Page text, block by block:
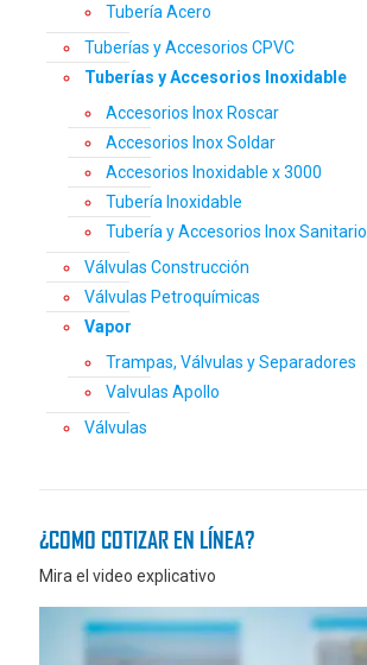
Tubería Acero
Tuberías y Accesorios CPVC
Tuberías y Accesorios Inoxidable
Accesorios Inox Roscar
Accesorios Inox Soldar
Accesorios Inoxidable x 3000
Tubería Inoxidable
Tubería y Accesorios Inox Sanitario
Válvulas Construcción
Válvulas Petroquímicas
Vapor
Trampas, Válvulas y Separadores
Valvulas Apollo
Válvulas
¿COMO COTIZAR EN LÍNEA?
Mira el video explicativo